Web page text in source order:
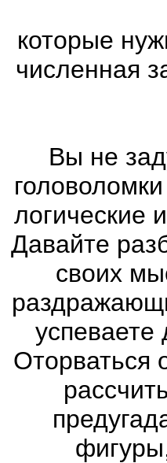
которые
численная
Вы не
логические
Давайте
своих
успеваете
Оторваться